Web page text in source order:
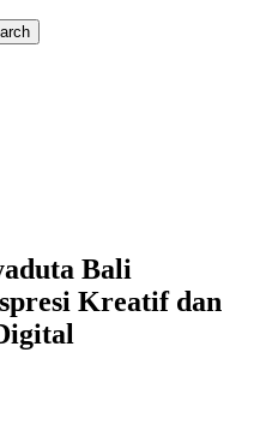
Bali
Kreatif dan